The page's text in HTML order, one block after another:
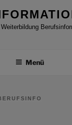
Menü